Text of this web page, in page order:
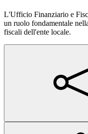
L'Ufficio Finanziario e
un ruolo fondamentale
fiscali dell'ente locale.